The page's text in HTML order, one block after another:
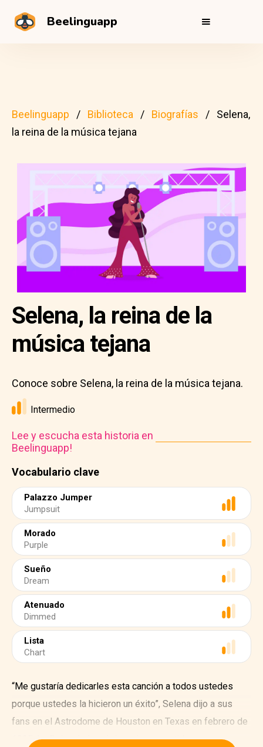
Beelinguapp
Beelinguapp Biblioteca Biografías
Selena,
la reina de la música tejana
Vocabulario clave
Palazzo Jumper
Jumpsuit
Morado
Purple
Sueño
Dream
Atenuado
Dimmed
Lista
Chart
Selena, la reina de la
música tejana
Conoce sobre Selena, la reina de la música tejana.
Intermedio
Lee y escucha esta historia en
Beelinguapp!
“Me gustaría dedicarles esta canción a todos ustedes
porque ustedes la hicieron un éxito”, Selena dijo a sus
fans en el Astrodome de Houston en Texas en febrero de
1995. La Reina de la música tejana -vestida con un